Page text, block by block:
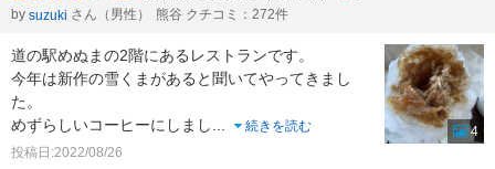
by suzuki さん（男性） 熊谷 クチコミ：272件
道の駅めぬまの2階にあるレストランです。
今年は新作の雪くまがあると聞いてやってきまし
た。
めずらしいコーヒーにしまし...
続きを読む
投稿日:2022/08/26
4